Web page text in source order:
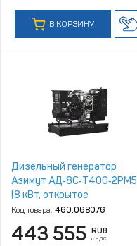
В КОРЗИНУ
Дизельный генератор
Азимут АД‑8С‑Т400‑2РM5
(8 кВт, открытое
исполнение, двигатель
Код товара: 460.068076
443 555 RUB
с НДС